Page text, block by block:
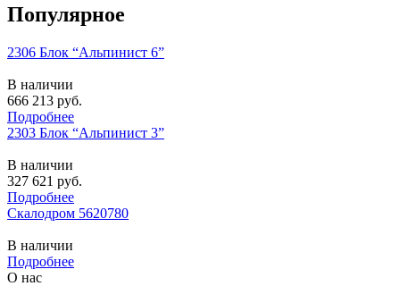
Популярное
2306 Блок “Альпинист 6”
В наличии
666 213 руб.
Подробнее
2303 Блок “Альпинист 3”
В наличии
327 621 руб.
Подробнее
Скалодром 5620780
В наличии
Подробнее
О нас